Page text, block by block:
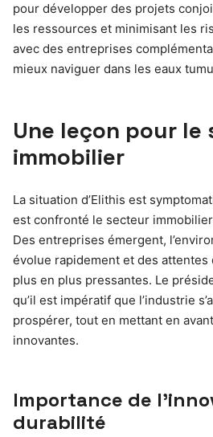
pour développer des projets
les ressources et minimisant les
avec des entreprises
mieux naviguer dans les eaux
Une leçon pour le
immobilier
La situation d’Elithis est
est confronté le secteur
Des entreprises émergent,
évolue rapidement et des
plus en plus pressantes. Le
qu’il est impératif que l’industrie
prospérer, tout en mettant en
innovantes.
Importance de
durabilité